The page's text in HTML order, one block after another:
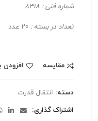
شماره فنی : 8318
تعداد در بسته :
مقایسه افزودن
دسته: انتقال قدرت
اشتراک گذاری